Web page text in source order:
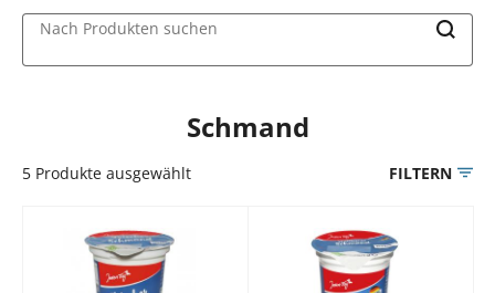
Nach Produkten suchen
Schmand
5 Produkte ausgewählt FILTERN